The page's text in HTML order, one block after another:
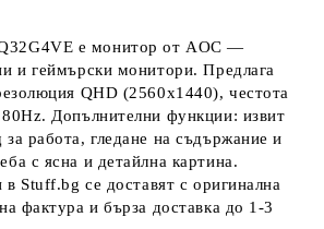
е монитор от AOC —
и геймърски монитори. Предлага
QHD (2560x1440), честота
Допълнителни функции: извит
работа, гледане на съдържание и
с ясна и детайлна картина.
Stuff.bg се доставят с оригинална
фактура и бърза доставка до 1-3